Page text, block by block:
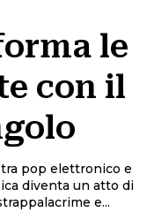
le
con il
tra pop elettronico e
diventa un atto di
strappalacrime e...